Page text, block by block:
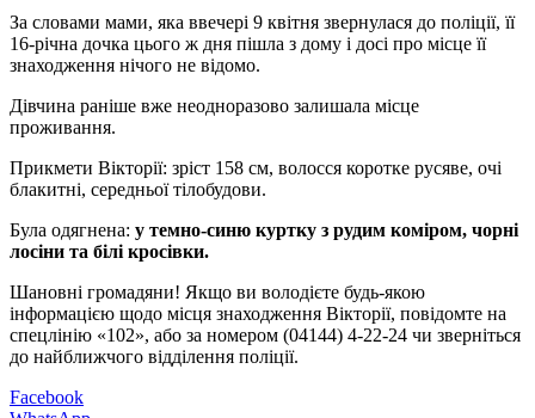
За словами мами, яка ввечері 9 квітня звернулася до поліції, її
16-річна дочка цього ж дня пішла з дому і досі про місце її
знаходження нічого не відомо.
Дівчина раніше вже неодноразово залишала місце
проживання.
Прикмети Вікторії: зріст 158 см, волосся коротке русяве, очі
блакитні, середньої тілобудови.
Була одягнена: у темно-синю куртку з рудим коміром, чорні
лосіни та білі кросівки.
Шановні громадяни! Якщо ви володієте будь-якою
інформацією щодо місця знаходження Вікторії, повідомте на
спецлінію «102», або за номером (04144) 4-22-24 чи зверніться
до найближчого відділення поліції.
Facebook